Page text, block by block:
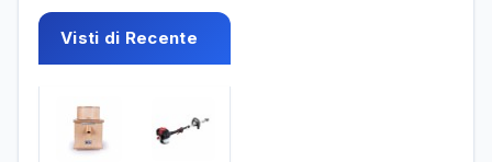
Visti di Recente